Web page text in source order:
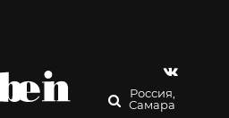
Россия,
Самара